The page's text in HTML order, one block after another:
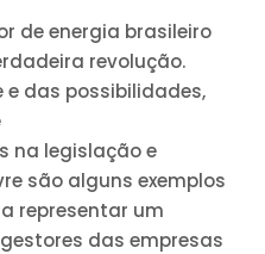
de energia brasileiro
revolução.
das possibilidades,
na legislação e
são alguns exemplos
representar um
das empresas